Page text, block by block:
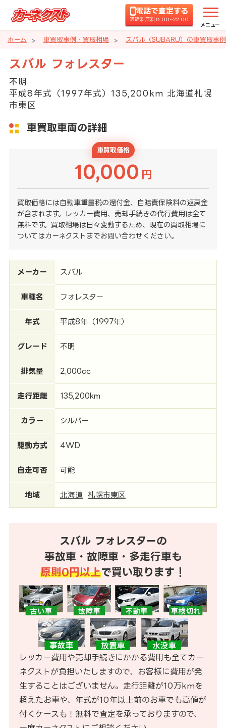
電話で査定する
通話料無料 8:00~22:00
メニュー
ホーム 車買取事例・買取相場 スバル（SUBARU）の車買取事
スバル フォレスター
不明
平成8年式（1997年式）135,200km 北海道札幌
市東区
車買取車両の詳細
車買取価格
10,000 円
買取価格には自動車重量税の還付金、自賠責保険料の返戻金
が含まれます。レッカー費用、売却手続きの代行費用は全て
無料です。買取相場は日々変動するため、現在の買取相場に
ついてはカーネクストまでお問い合わせください。
メーカー スバル
車種名 フォレスター
年式 平成8年（1997年）
グレード 不明
排気量 2,000cc
走行距離 135,200km
カラー シルバー
駆動方式 4WD
自走可否 可能
地域 北海道 札幌市東区
スバル フォレスターの
事故車・故障車・多走行車も
原則0円以上で買い取ります！
レッカー費用や売却手続きにかかる費用も全てカー
ネクストが負担いたしますので、お客様に費用が発
生することはございません。走行距離が10万kmを
超えたお車や、年式が10年以上前のお車でも高値が
付くケースも！無料で査定を承っておりますので、